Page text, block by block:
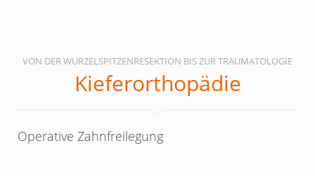
VON DER WURZELSPITZENRESEKTION BIS ZUR TRAUMATOLOGIE
Kieferorthopädie
Operative Zahnfreilegung